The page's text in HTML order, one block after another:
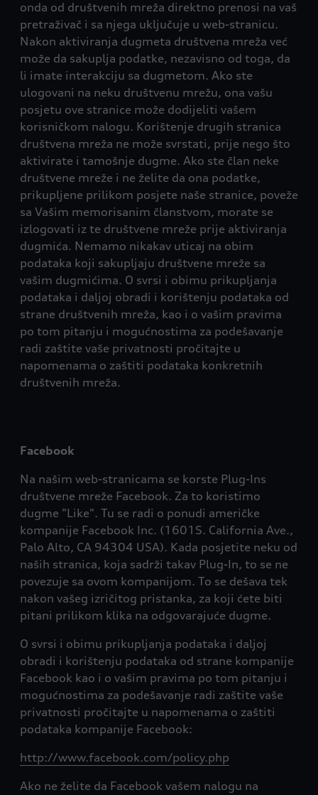
onda od društvenih mreža direktno prenosi na vaš
pretraživač i sa njega uključuje u web-stranicu.
Nakon aktiviranja dugmeta društvena mreža već
može da sakuplja podatke, nezavisno od toga, da
li imate interakciju sa dugmetom. Ako ste
ulogovani na neku društvenu mrežu, ona vašu
posjetu ove stranice može dodijeliti vašem
korisničkom nalogu. Korištenje drugih stranica
društvena mreža ne može svrstati, prije nego što
aktivirate i tamošnje dugme. Ako ste član neke
društvene mreže i ne želite da ona podatke,
prikupljene prilikom posjete naše stranice, poveže
sa Vašim memorisanim članstvom, morate se
izlogovati iz te društvene mreže prije aktiviranja
dugmića. Nemamo nikakav uticaj na obim
podataka koji sakupljaju društvene mreže sa
vašim dugmićima. O svrsi i obimu prikupljanja
podataka i daljoj obradi i korištenju podataka od
strane društvenih mreža, kao i o vašim pravima
po tom pitanju i mogućnostima za podešavanje
radi zaštite vaše privatnosti pročitajte u
napomenama o zaštiti podataka konkretnih
društvenih mreža.
Facebook
Na našim web-stranicama se korste Plug-Ins
društvene mreže Facebook. Za to koristimo
dugme "Like". Tu se radi o ponudi američke
kompanije Facebook Inc. (1601S. California Ave.,
Palo Alto, CA 94304 USA). Kada posjetite neku od
naših stranica, koja sadrži takav Plug-In, to se ne
povezuje sa ovom kompanijom. To se dešava tek
nakon vašeg izričitog pristanka, za koji ćete biti
pitani prilikom klika na odgovarajuće dugme.
O svrsi i obimu prikupljanja podataka i daljoj
obradi i korištenju podataka od strane kompanije
Facebook kao i o vašim pravima po tom pitanju i
mogućnostima za podešavanje radi zaštite vaše
privatnosti pročitajte u napomenama o zaštiti
podataka kompanije Facebook:
http://www.facebook.com/policy.php
Ako ne želite da Facebook vašem nalogu na